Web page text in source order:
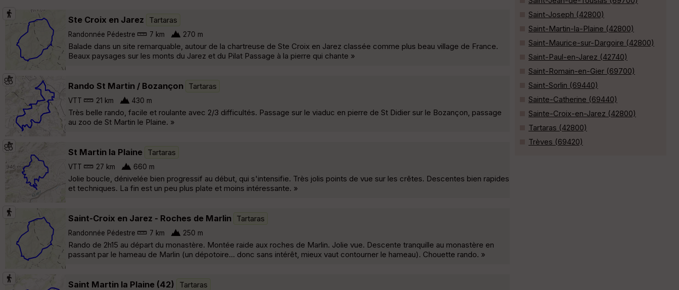
Ste Croix en Jarez Tartaras
Randonnée Pédestre 7 km 270 m
Balade dans un site remarquable, autour de la chartreuse de Ste Croix en Jarez classée comme plus beau village de France.
Beaux paysages sur les monts du Jarez et du Pilat Passage à la pierre qui chante »
Rando St Martin / Bozançon Tartaras
VTT 21 km 430 m
Très belle rando, facile et roulante avec 2/3 difficultés. Passage sur le viaduc en pierre de St Didier sur le Bozançon, passage
au zoo de St Martin le Plaine. »
St Martin la Plaine Tartaras
VTT 27 km 660 m
Jolie boucle, dénivelée bien progressif au début, qui s'intensifie. Très jolis points de vue sur les crêtes. Descentes bien rapides
et techniques. La fin est un peu plus plate et moins intéressante. »
Saint-Croix en Jarez - Roches de Marlin Tartaras
Randonnée Pédestre 7 km 250 m
Rando de 2h15 au départ du monastère. Montée raide aux roches de Marlin. Jolie vue. Descente tranquille au monastère en
passant par le hameau de Marlin (un dépotoire... donc sans intérêt, mieux vaut contourner le hameau). Chouette rando. »
Saint Martin la Plaine (42) Tartaras
Saint-Joseph (42800)
Saint-Martin-la-Plaine (42800)
Saint-Maurice-sur-Dargoire (42800)
Saint-Paul-en-Jarez (42740)
Saint-Romain-en-Gier (69700)
Saint-Sorlin (69440)
Sainte-Catherine (69440)
Sainte-Croix-en-Jarez (42800)
Tartaras (42800)
Trèves (69420)